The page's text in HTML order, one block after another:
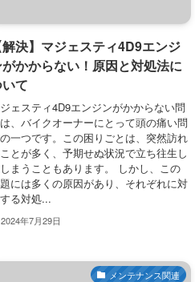
解決】マジェスティ4D9エンジ
がかからない！原因と対処法に
て
ェスティ4D9エンジンがかからない問
、バイクオーナーにとって頭の痛い問
一つです。この困りごとは、突然訪れ
とが多く、予期せぬ状況で立ち往生し
まうこともあります。 しかし、この
には多くの原因があり、それぞれに対
る対処...
2024年7月29日
メンテナンス関連